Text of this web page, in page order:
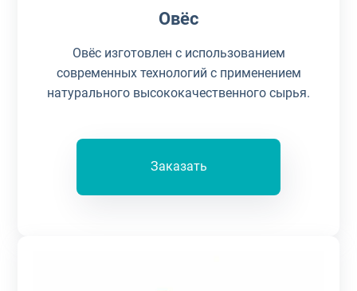
Овёс
Овёс изготовлен с использованием
современных технологий с применением
натурального высококачественного сырья.
Заказать